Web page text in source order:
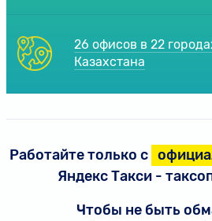
26 офисов в 22
Казахстана
Работайте только с
Яндекс Такси -
Чтобы не быть